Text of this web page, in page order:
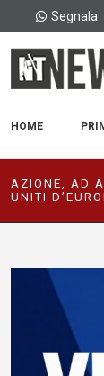
Segnala
HOME
AZIONE, AD
UNITI